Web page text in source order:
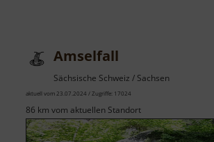
Amselfall
Sächsische Schweiz / Sachsen
aktuell vom 23.07.2024 / Zugriffe: 17024
86 km vom aktuellen Standort